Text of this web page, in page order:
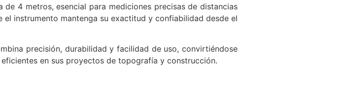
4 metros, esencial para mediciones precisas de distancias
instrumento mantenga su exactitud y confiabilidad desde el
precisión, durabilidad y facilidad de uso, convirtiéndose
en sus proyectos de topografía y construcción.